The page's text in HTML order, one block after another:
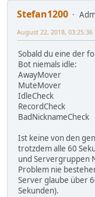
Stefan1200
August 22, 2018, 03:25:36
Sobald du eine der
Bot niemals idle:
AwayMover
MuteMover
IdleCheck
RecordCheck
BadNicknameCheck
Ist keine von den
trotzdem alle 60
und Servergruppen
Problem nie
Server glaube über
Sekunden).